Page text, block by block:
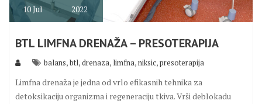
10Jul 2022
BTL LIMFNA DRENAŽA – PRESOTERAPIJA
balans,btl,drenaza, limfna,niksic,presoterapija
Limfna drenaža je jedna od vrlo efikasnih tehnika za
detoksikaciju organizma i regeneraciju tkiva. Vrši deblokadu